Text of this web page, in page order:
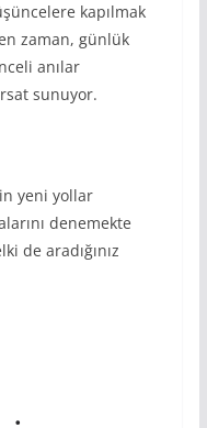
kapılmak
zaman, günlük
anılar
sunuyor.
yeni yollar
denemekte
de aradığınız